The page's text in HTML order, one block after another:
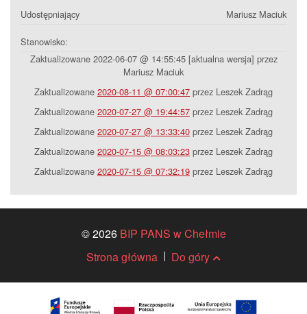
Udostępniający Mariusz Maciuk
Stanowisko:
Zaktualizowane 2022-06-07 @ 14:55:45 [aktualna wersja] przez
Mariusz Maciuk
Zaktualizowane 2020-08-11 @ 07:00:47 przez Leszek Zadrąg
Zaktualizowane 2020-07-27 @ 19:44:57 przez Leszek Zadrąg
Zaktualizowane 2020-07-27 @ 13:33:40 przez Leszek Zadrąg
Zaktualizowane 2020-07-15 @ 08:03:23 przez Leszek Zadrąg
Zaktualizowane 2020-07-15 @ 07:32:19 przez Leszek Zadrąg
© 2026 BIP PANS w Chełmie
Strona główna
Do góry